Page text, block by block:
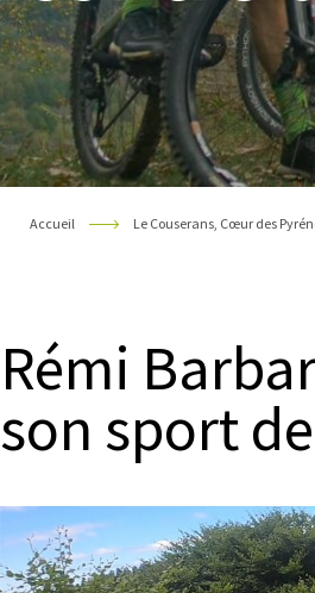
Accueil Le Couserans, Cœur des
Rémi
son sport